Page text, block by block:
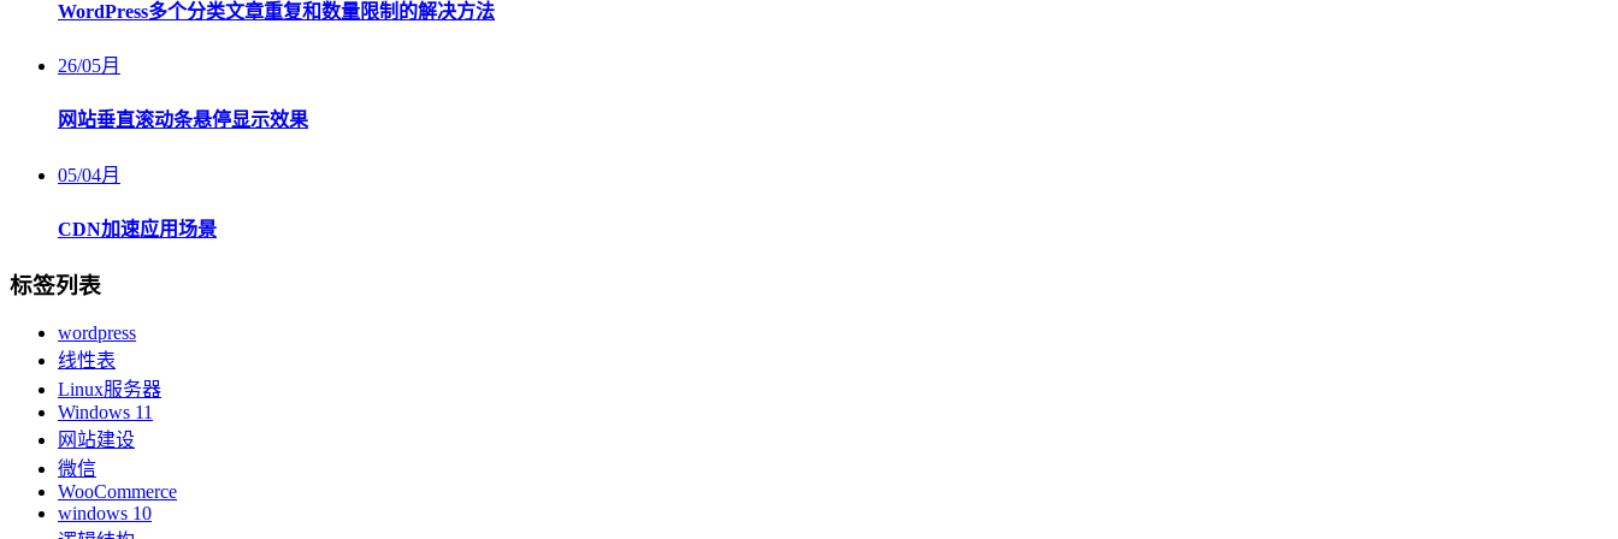
WordPress多个分类文章重复和数量限制的解决方法
26/05月
网站垂直滚动条悬停显示效果
05/04月
CDN加速应用场景
标签列表
wordpress
线性表
Linux服务器
Windows 11
网站建设
微信
WooCommerce
windows 10